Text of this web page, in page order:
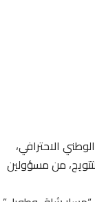
الاحترافي،
من مسؤولين